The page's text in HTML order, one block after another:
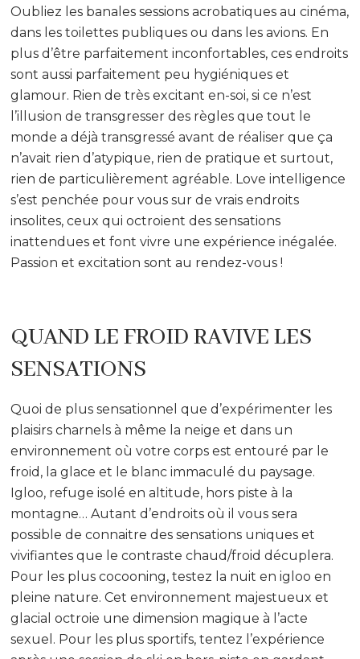
Oubliez les banales sessions acrobatiques au cinéma,
dans les toilettes publiques ou dans les avions. En
plus d’être parfaitement inconfortables, ces endroits
sont aussi parfaitement peu hygiéniques et
glamour. Rien de très excitant en-soi, si ce n’est
l’illusion de transgresser des règles que tout le
monde a déjà transgressé avant de réaliser que ça
n’avait rien d’atypique, rien de pratique et surtout,
rien de particulièrement agréable. Love intelligence
s’est penchée pour vous sur de vrais endroits
insolites, ceux qui octroient des sensations
inattendues et font vivre une expérience inégalée.
Passion et excitation sont au rendez-vous !
QUAND LE FROID RAVIVE LES
SENSATIONS
Quoi de plus sensationnel que d’expérimenter les
plaisirs charnels à même la neige et dans un
environnement où votre corps est entouré par le
froid, la glace et le blanc immaculé du paysage.
Igloo, refuge isolé en altitude, hors piste à la
montagne… Autant d’endroits où il vous sera
possible de connaitre des sensations uniques et
vivifiantes que le contraste chaud/froid décuplera.
Pour les plus cocooning, testez la nuit en igloo en
pleine nature. Cet environnement majestueux et
glacial octroie une dimension magique à l’acte
sexuel. Pour les plus sportifs, tentez l’expérience